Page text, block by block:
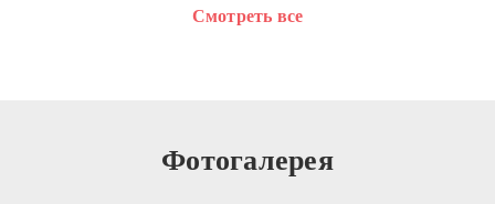
Смотреть все
Фотогалерея